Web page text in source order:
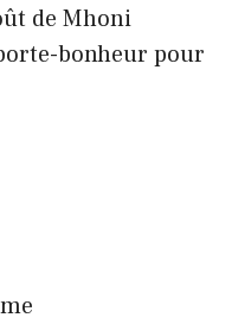
de Mhoni
bonheur pour